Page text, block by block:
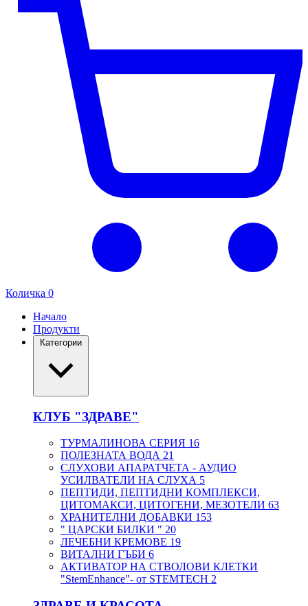
Количка 0
Начало
Продукти
Категории
КЛУБ "ЗДРАВЕ"
ТУРМАЛИНОВА СЕРИЯ 16
ПОЛЕЗНАТА ВОДА 21
СЛУХОВИ АПАРАТЧЕТА - АУДИО
УСИЛВАТЕЛИ НА СЛУХА 5
ПЕПТИДИ, ПЕПТИДНИ КОМПЛЕКСИ,
ЦИТОМАКСИ, ЦИТОГЕНИ, МЕЗОТЕЛИ 63
ХРАНИТЕЛНИ ДОБАВКИ 153
" ЦАРСКИ БИЛКИ " 20
ЛЕЧЕБНИ КРЕМОВЕ 19
ВИТАЛНИ ГЪБИ 6
АКТИВАТОР НА СТВОЛОВИ КЛЕТКИ
"StemEnhance"- от STEMTECH 2